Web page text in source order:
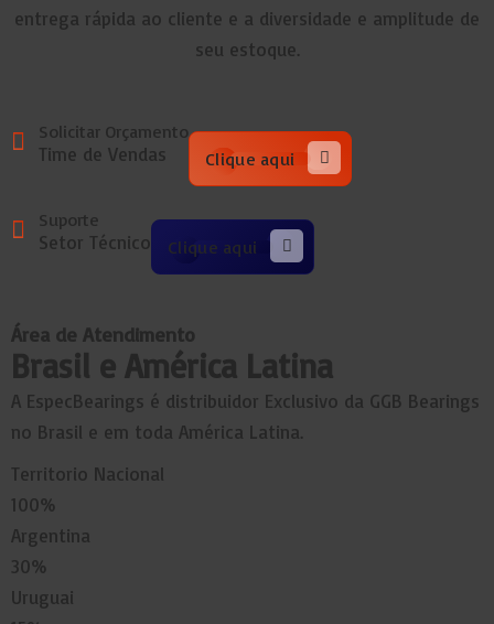
entrega rápida ao cliente e a diversidade e amplitude de
seu estoque.
Solicitar Orçamento
Time de Vendas Clique aqui
Suporte
Setor Técnico Clique aqui
Área de Atendimento
Brasil e América Latina
A EspecBearings é distribuidor Exclusivo da GGB Bearings
no Brasil e em toda América Latina.
Territorio Nacional
100%
Argentina
30%
Uruguai